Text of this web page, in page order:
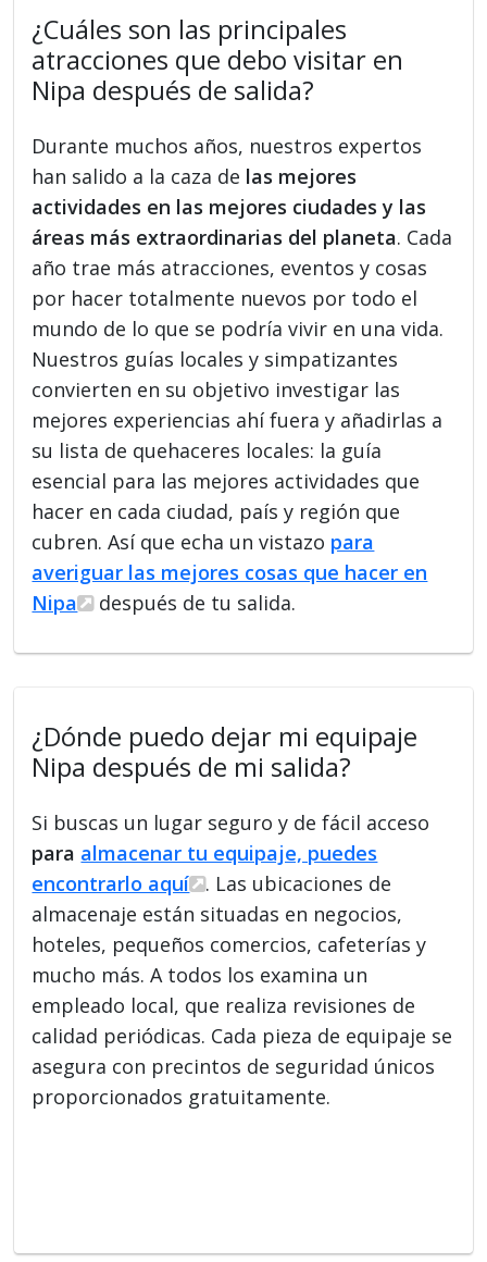
¿Cuáles son las principales
atracciones que debo visitar en
Nipa después de salida?
Durante muchos años, nuestros expertos
han salido a la caza de las mejores
actividades en las mejores ciudades y las
áreas más extraordinarias del planeta. Cada
año trae más atracciones, eventos y cosas
por hacer totalmente nuevos por todo el
mundo de lo que se podría vivir en una vida.
Nuestros guías locales y simpatizantes
convierten en su objetivo investigar las
mejores experiencias ahí fuera y añadirlas a
su lista de quehaceres locales: la guía
esencial para las mejores actividades que
hacer en cada ciudad, país y región que
cubren. Así que echa un vistazo para
averiguar las mejores cosas que hacer en
Nipa
después de tu salida.
¿Dónde puedo dejar mi equipaje
Nipa después de mi salida?
Si buscas un lugar seguro y de fácil acceso
para almacenar tu equipaje, puedes
encontrarlo aquí
. Las ubicaciones de
almacenaje están situadas en negocios,
hoteles, pequeños comercios, cafeterías y
mucho más. A todos los examina un
empleado local, que realiza revisiones de
calidad periódicas. Cada pieza de equipaje se
asegura con precintos de seguridad únicos
proporcionados gratuitamente.